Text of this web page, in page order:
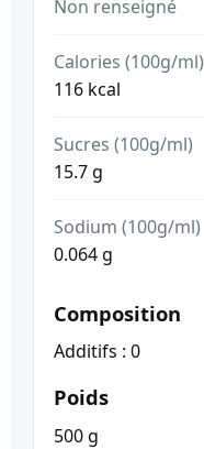
Non renseigné
Calories (100g/ml)
116 kcal
Sucres (100g/ml)
15.7 g
Sodium (100g/ml)
0.064 g
Composition
Additifs : 0
Poids
500 g